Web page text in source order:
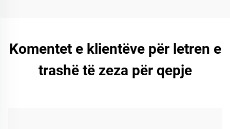
Komentet e klientëve për letren e
trashë të zeza për qepje